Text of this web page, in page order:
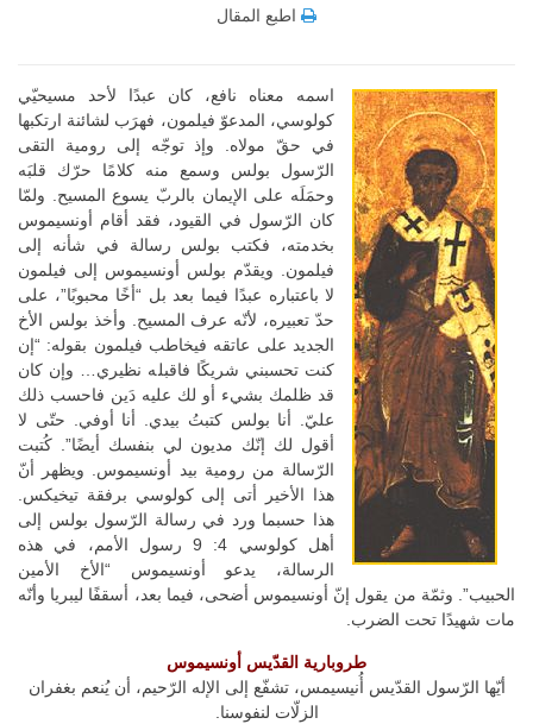
اطبع المقال
اسمه معناه نافع، كان عبدًا لأحد مسيحيّي
كولوسي، المدعوّ فيلمون، فهرَب لشائنة ارتكبها
في حقّ مولاه. وإذ توجّه إلى رومية التقى
الرّسول بولس وسمع منه كلامًا حرّك قلبَه
وحمَلَه على الإيمان بالربّ يسوع المسيح. ولمّا
كان الرّسول في القيود، فقد أقام أونسيموس
بخدمته، فكتب بولس رسالة في شأنه إلى
فيلمون. ويقدّم بولس أونسيموس إلى فيلمون
لا باعتباره عبدًا فيما بعد بل “أخًا محبوبًا”، على
حدّ تعبيره، لأنّه عرف المسيح. وأخذ بولس الأخ
الجديد على عاتقه فيخاطب فيلمون بقوله: “إن
كنت تحسبني شريكًا فاقبله نظيري… وإن كان
قد ظلمك بشيء أو لك عليه دَين فاحسب ذلك
عليّ. أنا بولس كتبتُ بيدي. أنا أوفي. حتّى لا
أقول لك إنّك مديون لي بنفسك أيضًا”. كُتبت
الرّسالة من رومية بيد أونسيموس. ويظهر أنّ
هذا الأخير أتى إلى كولوسي برفقة تيخيكس.
هذا حسبما ورد في رسالة الرّسول بولس إلى
أهل كولوسي 4: 9 رسول الأمم، في هذه
الرسالة، يدعو أونسيموس “الأخ الأمين
الحبيب”. وثمّة من يقول إنّ أونسيموس أضحى، فيما بعد، أسقفًا ليبريا وأنّه
مات شهيدًا تحت الضرب.
طروبارية القدّيس أونسيموس
أيّها الرّسول القدّيس أُنيسيمس، تشفّع إلى الإله الرّحيم، أن يُنعم بغفران
الزلّات لنفوسنا.